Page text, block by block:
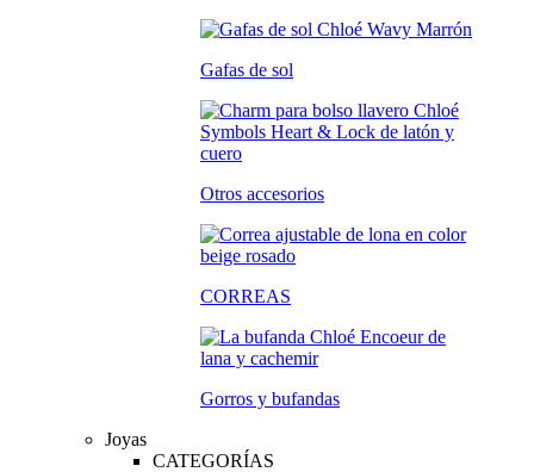
Gafas de sol
Otros accesorios
CORREAS
Gorros y bufandas
Joyas
CATEGORÍAS